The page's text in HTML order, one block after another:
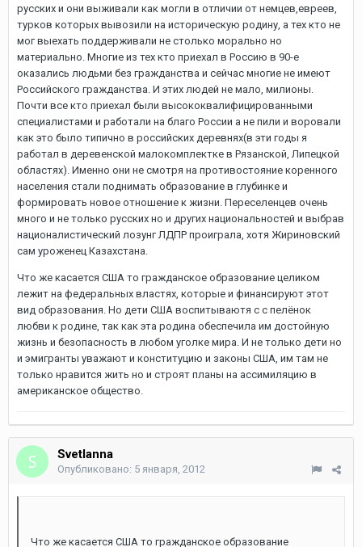
русских и они выживали как могли в отличии от немцев,евреев,
турков которых вывозили на историческую родину, а тех кто не
мог выехать поддерживали не столько морально но
материально. Многие из тех кто приехал в Россию в 90-е
оказались людьми без гражданства и сейчас многие не имеют
Российского гражданства. И этих людей не мало, милионы.
Почти все кто приехал были высококвалифицированными
специалистами и работали на благо России а не пили и воровали
как это было типично в российских деревнях(в эти годы я
работал в деревенской малокомплектке в Рязанской, Липецкой
областях). Именно они не смотря на противостояние коренного
населения стали поднимать образование в глубинке и
формировать новое отношение к жизни. Переселенцев очень
много и не только русских но и других национальностей и выбрав
националистический лозунг ЛДПР проиграла, хотя Жириновский
сам уроженец Казахстана.
Что же касается США то гражданское образование целиком
лежит на федеральных властях, которые и финансируют этот
вид образования. Но дети США воспитываютя с с пелёнок
любви к родине, так как эта родина обеспечила им достойную
жизнь и безопасность в любом уголке мира. И не только дети но
и эмигранты уважают и конституцию и законы США, им там не
только нравится жить но и строят планы на ассимиляцию в
американское общество.
Svetlanna
Опубликовано: 5 января, 2012
Что же касается США то гражданское образование